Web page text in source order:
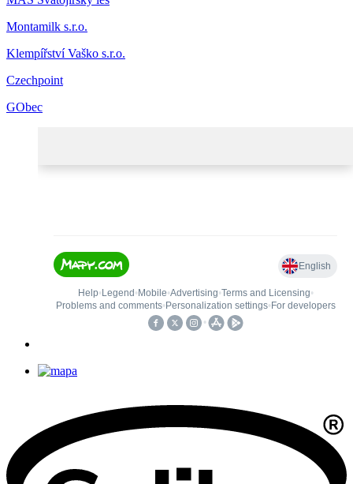
Montamilk s.r.o.
Klempířství Vaško s.r.o.
Czechpoint
GObec